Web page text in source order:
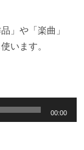
」や「楽曲」
います。
00:00